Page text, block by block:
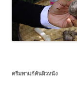
ครีมทาแก้คันผิวหนัง